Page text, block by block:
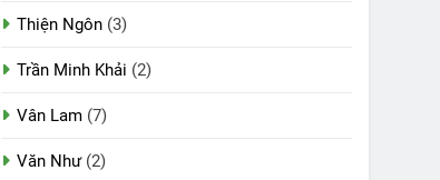
Thiện Ngôn (3)
Trần Minh Khải (2)
Vân Lam (7)
Văn Như(2)